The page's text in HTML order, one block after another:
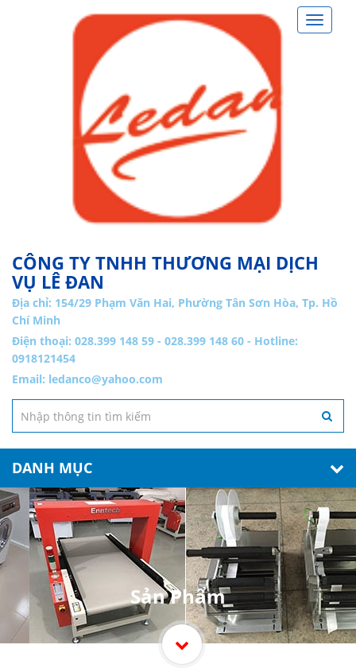
Toggle
CÔNG TY TNHH THƯƠNG MẠI DỊCH
VỤ LÊ ĐAN
Địa chỉ: 154/29 Phạm Văn Hai, Phường Tân Sơn Hòa, Tp. Hồ
Chí Minh
Điện thoại: 028.399 148 59 - 028.399 148 60 - Hotline:
0918121454
Email: ledanco@yahoo.com
DANH MỤC
Sản Phẩm